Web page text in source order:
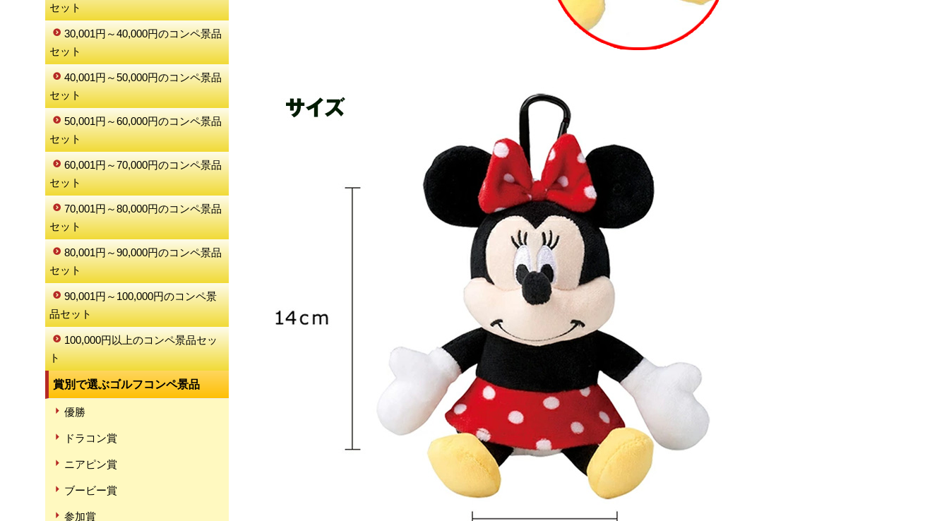
セット
30,001円～40,000円のコンペ景品
セット
40,001円～50,000円のコンペ景品
セット
50,001円～60,000円のコンペ景品
セット
60,001円～70,000円のコンペ景品
セット
70,001円～80,000円のコンペ景品
セット
80,001円～90,000円のコンペ景品
セット
90,001円～100,000円のコンペ景
品セット
100,000円以上のコンペ景品セッ
ト
賞別で選ぶゴルフコンペ景品
優勝
ドラコン賞
ニアピン賞
ブービー賞
参加賞